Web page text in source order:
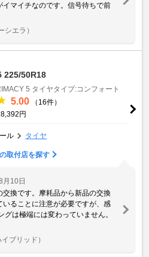
イマイチなのです。信号待ちで前
シエラ）
225/50R18
5 タイヤタイプ:コンフォート
5.00
（16件）
円
ル タイヤ
取付店を探す
月10日
換です。摩耗品から新品の交換
ることに注意が必要ですが、感
は極端には変わっていません。
ブリッド）